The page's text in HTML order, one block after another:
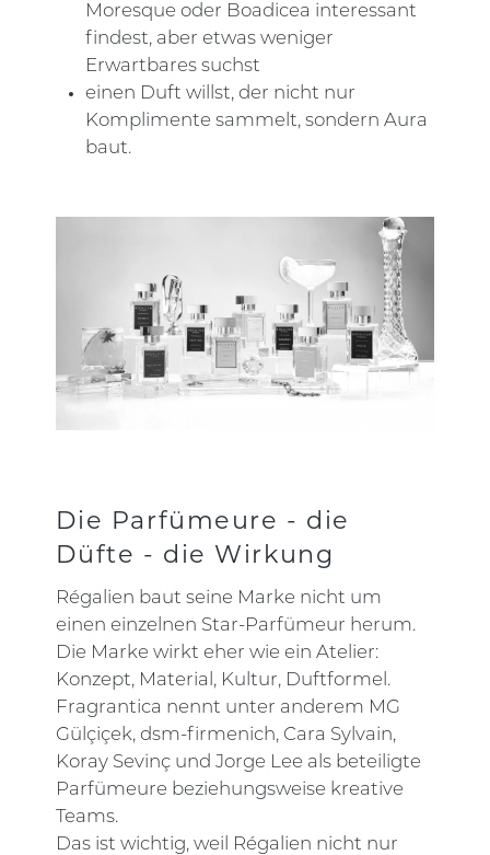
Moresque oder Boadicea interessant
findest, aber etwas weniger
Erwartbares suchst
einen Duft willst, der nicht nur
Komplimente sammelt, sondern Aura
baut.
Die Parfümeure - die
Düfte - die Wirkung
Régalien baut seine Marke nicht um
einen einzelnen Star-Parfümeur herum.
Die Marke wirkt eher wie ein Atelier:
Konzept, Material, Kultur, Duftformel.
Fragrantica nennt unter anderem MG
Gülçiçek, dsm-firmenich, Cara Sylvain,
Koray Sevinç und Jorge Lee als beteiligte
Parfümeure beziehungsweise kreative
Teams.
Das ist wichtig, weil Régalien nicht nur